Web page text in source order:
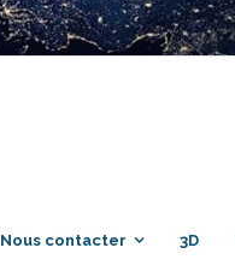
Nous contacter 3D